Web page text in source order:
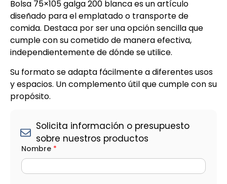
Bolsa 75×105 galga 200 blanca es un artículo
diseñado para el emplatado o transporte de
comida. Destaca por ser una opción sencilla que
cumple con su cometido de manera efectiva,
independientemente de dónde se utilice.
Su formato se adapta fácilmente a diferentes usos
y espacios. Un complemento útil que cumple con su
propósito.
Solicita información o presupuesto
sobre nuestros productos
e
l
c
Nombre *